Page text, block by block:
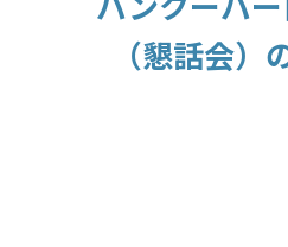
（懇話会）